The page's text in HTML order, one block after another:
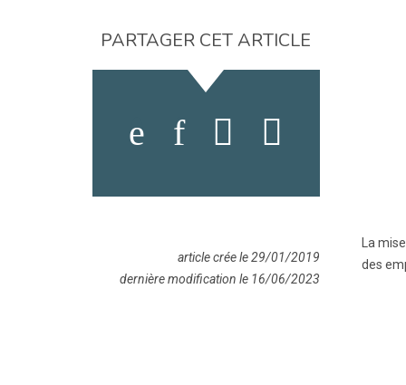
La
des
PARTAGER CET ARTICLE
article crée le 29/01/2019
dernière modification le 16/06/2023